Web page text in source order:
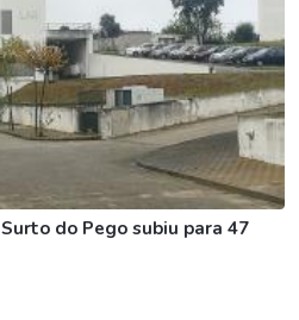
Surto do Pego subiu para 47